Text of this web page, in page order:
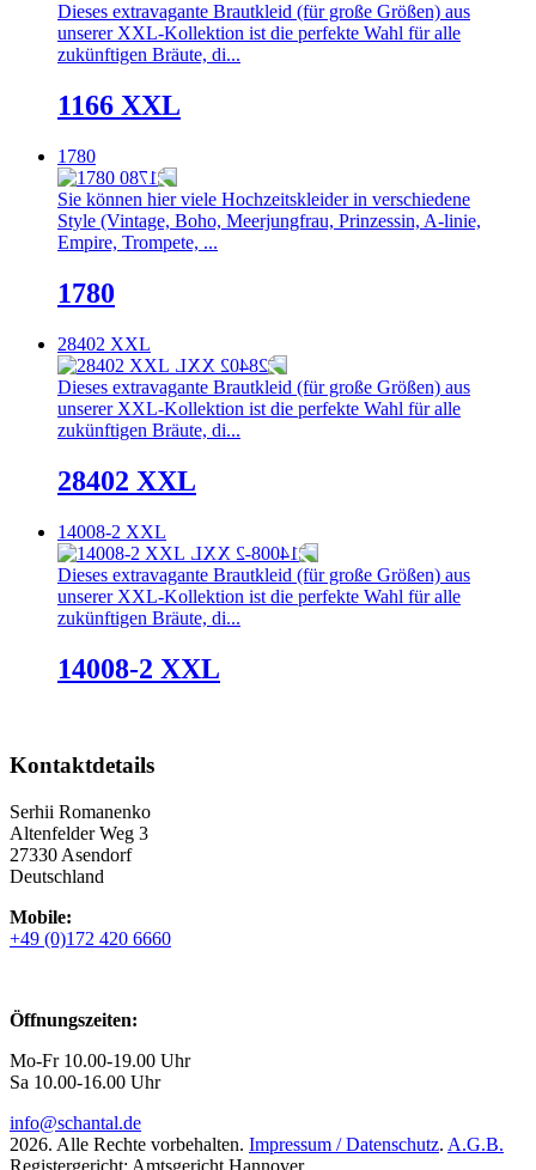
Dieses extravagante Brautkleid (für große Größen) aus
unserer XXL-Kollektion ist die perfekte Wahl für alle
zukünftigen Bräute, di...
1166 XXL
1780
Sie können hier viele Hochzeitskleider in verschiedene
Style (Vintage, Boho, Meerjungfrau, Prinzessin, A-linie,
Empire, Trompete, ...
1780
28402 XXL
Dieses extravagante Brautkleid (für große Größen) aus
unserer XXL-Kollektion ist die perfekte Wahl für alle
zukünftigen Bräute, di...
28402 XXL
14008-2 XXL
Dieses extravagante Brautkleid (für große Größen) aus
unserer XXL-Kollektion ist die perfekte Wahl für alle
zukünftigen Bräute, di...
14008-2 XXL
Kontaktdetails
Serhii Romanenko
Altenfelder Weg 3
27330 Asendorf
Deutschland
Mobile:
+49 (0)172 420 6660
Öffnungszeiten:
Mo-Fr 10.00-19.00 Uhr
Sa 10.00-16.00 Uhr
info@schantal.de
2026. Alle Rechte vorbehalten. Impressum / Datenschutz. A.G.B.
Registergericht: Amtsgericht Hannover.